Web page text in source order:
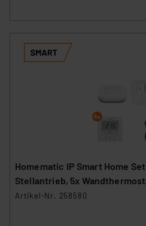
Homematic IP Smart Home
Stellantrieb, 5x
Fußbodenheizungscontroller
Artikel-Nr. 258580